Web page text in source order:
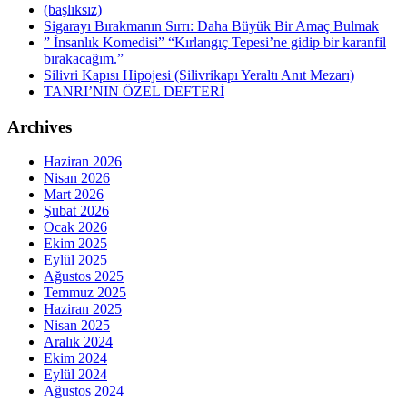
(başlıksız)
Sigarayı Bırakmanın Sırrı: Daha Büyük Bir Amaç Bulmak
” İnsanlık Komedisi” “Kırlangıç Tepesi’ne gidip bir karanfil
bırakacağım.”
Silivri Kapısı Hipojesi (Silivrikapı Yeraltı Anıt Mezarı)
TANRI’NIN ÖZEL DEFTERİ
Archives
Haziran 2026
Nisan 2026
Mart 2026
Şubat 2026
Ocak 2026
Ekim 2025
Eylül 2025
Ağustos 2025
Temmuz 2025
Haziran 2025
Nisan 2025
Aralık 2024
Ekim 2024
Eylül 2024
Ağustos 2024